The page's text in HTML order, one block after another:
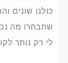
כולנו שונים
שתבחרו מה
לי רק נותר